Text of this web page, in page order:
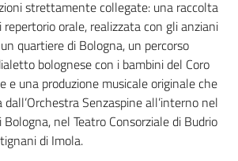
strettamente collegate: una raccolta
orale, realizzata con gli anziani
quartiere di Bologna, un percorso
bolognese con i bambini del Coro
e una produzione musicale originale che
Senzaspine all’interno nel
Bologna, nel Teatro Consorziale di Budrio
di Imola.